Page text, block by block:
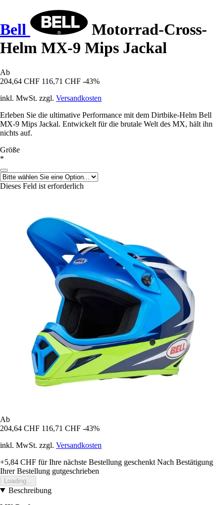
Bell
Motorrad-Cross-
Helm MX-9 Mips Jackal
Ab
204,64 CHF 116,71 CHF -43%
inkl. MwSt. zzgl. Versandkosten
Erleben Sie die ultimative Performance mit dem Dirtbike-Helm Bell
MX-9 Mips Jackal. Entwickelt für die brutale Welt des MX, hält ihn
nichts auf.
Größe
*
Dieses Feld ist erforderlich
Ab
204,64 CHF 116,71 CHF -43%
inkl. MwSt. zzgl. Versandkosten
+5,84 CHF für Ihre nächste Bestellung geschenkt Nach Bestätigung
Ihrer Bestellung gutgeschrieben
Loading...
Beschreibung